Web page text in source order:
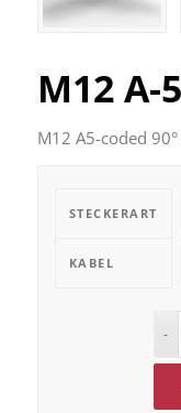
M12 A-
M12 A5-coded
STECKERART
KABEL